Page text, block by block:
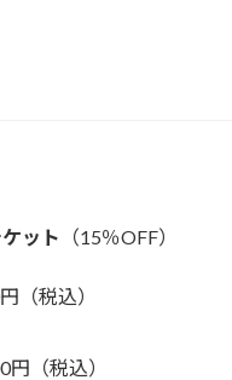
ット （15％OFF）
（税込）
円（税込）